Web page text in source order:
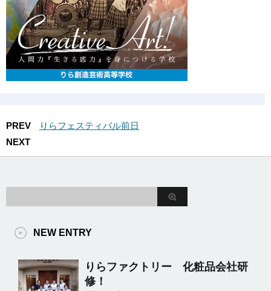
PREV
りらフェスティバル前日
NEXT
NEW ENTRY
りらファクトリー 化粧品会社研
修！